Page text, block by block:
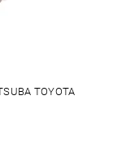
TOYOTA